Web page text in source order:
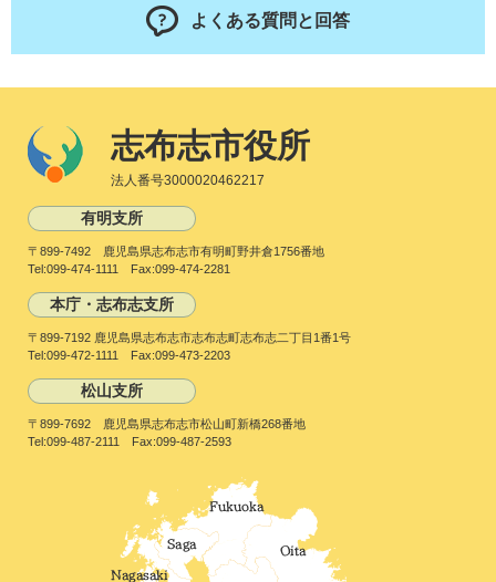
よくある質問と回答
志布志市役所
法人番号3000020462217
有明支所
〒899-7492 鹿児島県志布志市有明町野井倉1756番地
Tel:099-474-1111 Fax:099-474-2281
本庁・志布志支所
〒899-7192 鹿児島県志布志市志布志町志布志二丁目1番1号
Tel:099-472-1111 Fax:099-473-2203
松山支所
〒899-7692 鹿児島県志布志市松山町新橋268番地
Tel:099-487-2111 Fax:099-487-2593